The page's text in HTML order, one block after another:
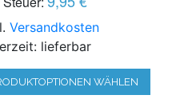
Versandkosten
lieferbar
WÄHLEN